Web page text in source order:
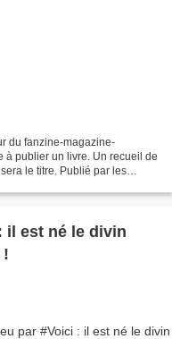
du fanzine-magazine-
à publier un livre. Un recueil de
le titre. Publié par les
il est né le divin
!